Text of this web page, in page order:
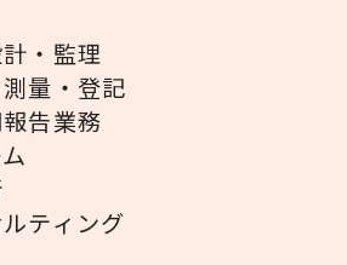
・監理
量・登記
告業務
ティング